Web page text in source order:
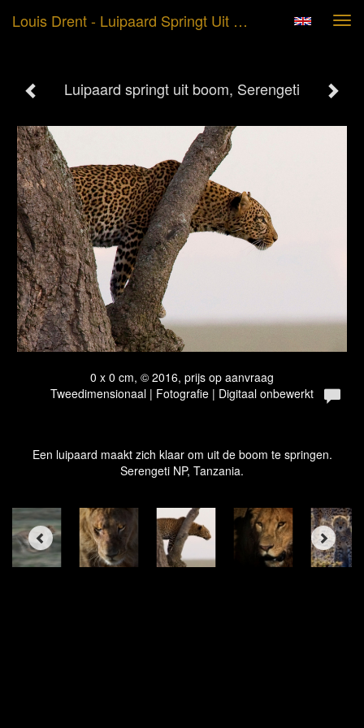
Louis Drent - Luipaard Springt Uit Boom, Serengeti
Luipaard springt uit boom, Serengeti
0 x 0 cm, © 2016, prijs op aanvraag
Tweedimensionaal | Fotografie | Digitaal onbewerkt
Een luipaard maakt zich klaar om uit de boom te springen.
Serengeti NP, Tanzania.